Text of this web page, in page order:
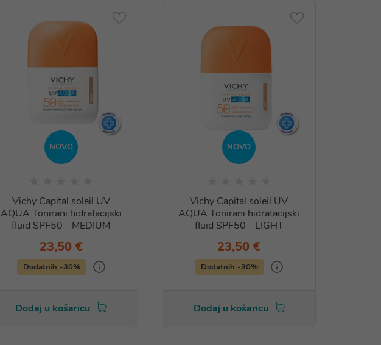
NOVO
Vichy Capital soleil UV
AQUA Tonirani hidratacijski
fluid SPF50 - MEDIUM
23,50 €
Dodatnih -30%
Dodaj u košaricu
NOVO
Vichy Capital soleil UV
AQUA Tonirani hidratacijski
fluid SPF50 - LIGHT
23,50 €
Dodatnih -30%
Dodaj u košaricu